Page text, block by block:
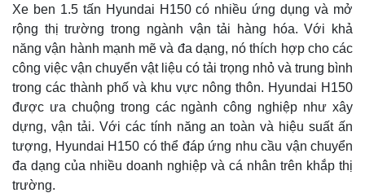
Xe ben 1.5 tấn Hyundai H150 có nhiều ứng dụng và mở
rộng thị trường trong ngành vận tải hàng hóa. Với khả
năng vận hành mạnh mẽ và đa dạng, nó thích hợp cho các
công việc vận chuyển vật liệu có tải trọng nhỏ và trung bình
trong các thành phố và khu vực nông thôn. Hyundai H150
được ưa chuộng trong các ngành công nghiệp như xây
dựng, vận tải. Với các tính năng an toàn và hiệu suất ấn
tượng, Hyundai H150 có thể đáp ứng nhu cầu vận chuyển
đa dạng của nhiều doanh nghiệp và cá nhân trên khắp thị
trường.